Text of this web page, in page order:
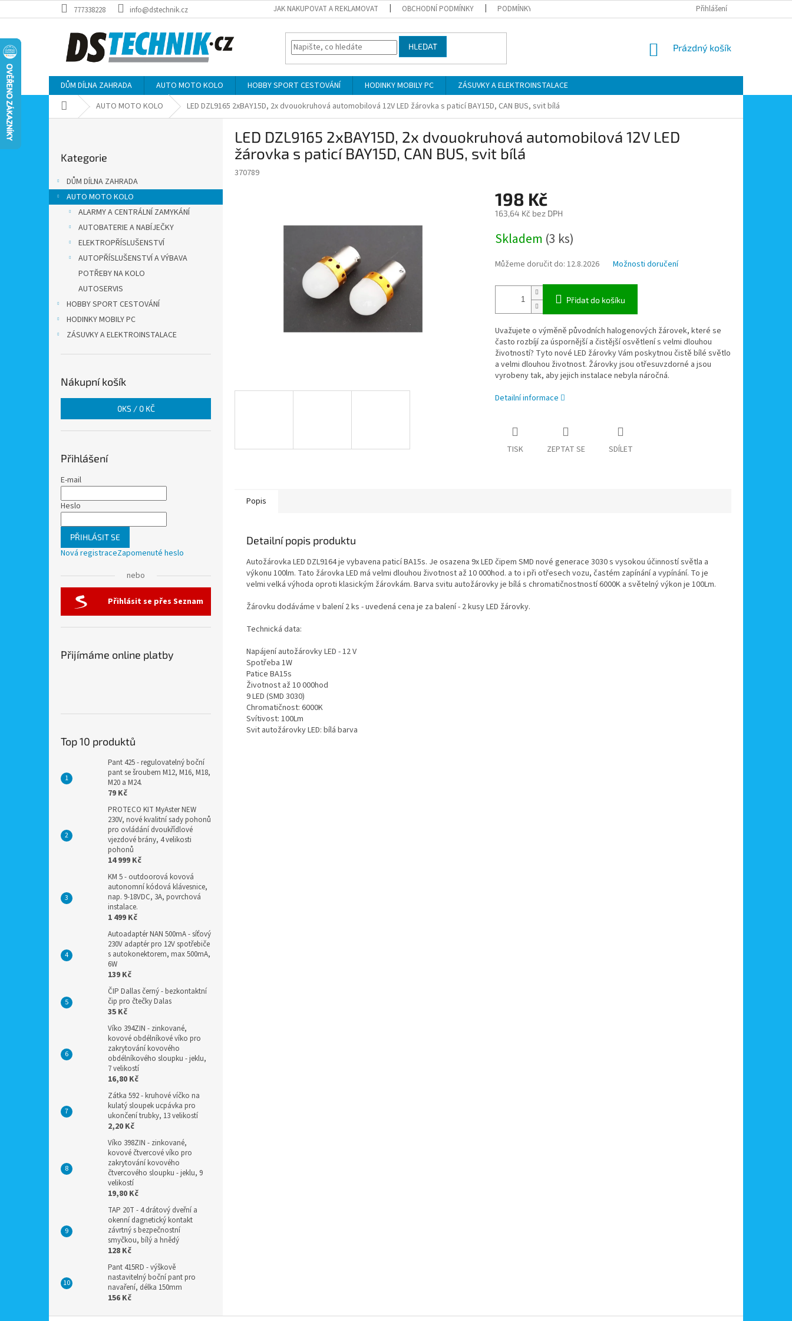
na
777338228 info@dstechnik.cz JAK NAKUPOVAT A REKLAMOVAT OBCHODNÍ PODMÍNKY PODMÍNKY OCHRANY OSOBNÍCH ÚDAJŮ MOJE OBJEDNÁVKA
Přihlášení
HLEDAT
NÁKUPNÍ
Prázdný košík
DŮM DÍLNA ZAHRADA AUTO MOTO KOLO HOBBY SPORT CESTOVÁNÍ HODINKY MOBILY PC
ZÁSUVKY A ELEKTROINSTALACE
Domů AUTO MOTO KOLO LED DZL9165 2xBAY15D, 2x dvouokruhová automobilová 12V LED žárovka s paticí BAY15D, CAN BUS, svit bílá
a
n
kategorie
Kategorie
DŮM DÍLNA ZAHRADA
AUTO MOTO KOLO
ALARMY A CENTRÁLNÍ ZAMYKÁNÍ
AUTOBATERIE A NABÍJEČKY
ELEKTROPŘÍSLUŠENSTVÍ
AUTOPŘÍSLUŠENSTVÍ A VÝBAVA
POTŘEBY NA KOLO
AUTOSERVIS
HOBBY SPORT CESTOVÁNÍ
HODINKY MOBILY PC
ZÁSUVKY A ELEKTROINSTALACE
Nákupní košík
0KS / 0 KČ
Přihlášení
E-mail
Heslo
PŘIHLÁSIT SE
Nová registraceZapomenuté heslo
nebo
Přihlásit se přes Seznam
Přijímáme online platby
Top 10 produktů
Pant 425 - regulovatelný boční
pant se šroubem M12, M16, M18,
M20 a M24.
79 Kč
PROTECO KIT MyAster NEW
230V, nové kvalitní sady pohonů
pro ovládání dvoukřídlové
vjezdové brány, 4 velikosti
pohonů
14 999 Kč
KM 5 - outdoorová kovová
autonomní kódová klávesnice,
nap. 9-18VDC, 3A, povrchová
instalace.
1 499 Kč
Autoadaptér NAN 500mA - síťový
230V adaptér pro 12V spotřebiče
s autokonektorem, max 500mA,
6W
139 Kč
ČIP Dallas černý - bezkontaktní
čip pro čtečky Dalas
35 Kč
Víko 394ZIN - zinkované,
kovové obdélníkové víko pro
zakrytování kovového
obdélníkového sloupku - jeklu,
7 velikostí
16,80 Kč
Zátka 592 - kruhové víčko na
kulatý sloupek ucpávka pro
ukončení trubky, 13 velikostí
2,20 Kč
Víko 398ZIN - zinkované,
kovové čtvercové víko pro
zakrytování kovového
čtvercového sloupku - jeklu, 9
velikostí
19,80 Kč
TAP 20T - 4 drátový dveřní a
okenní dagnetický kontakt
závrtný s bezpečnostní
smyčkou, bílý a hnědý
128 Kč
Pant 415RD - výškově
nastavitelný boční pant pro
navaření, délka 150mm
156 Kč
LED DZL9165 2xBAY15D, 2x dvouokruhová automobilová 12V LED
žárovka s paticí BAY15D, CAN BUS, svit bílá
370789
198 Kč
163,64 Kč bez DPH
cena:
Skladem (3 ks)
Můžeme doručit do: 12.8.2026 Možnosti doručení
Přidat do košíku
Uvažujete o výměně původních halogenových žárovek, které se
často rozbíjí za úspornější a čistější osvětlení s velmi dlouhou
životností? Tyto nové LED žárovky Vám poskytnou čistě bílé světlo
a velmi dlouhou životnost. Žárovky jsou otřesuvzdorné a jsou
vyrobeny tak, aby jejich instalace nebyla náročná.
Detailní informace
TISK ZEPTAT SE SDÍLET
Popis
Detailní popis produktu
Autožárovka LED DZL9164 je vybavena paticí BA15s. Je osazena 9x LED čipem SMD nové generace 3030 s vysokou účinností světla a
výkonu 100lm. Tato žárovka LED má velmi dlouhou životnost až 10 000hod. a to i při otřesech vozu, častém zapínání a vypínání. To je
velmi velká výhoda oproti klasickým žárovkám. Barva svitu autožárovky je bílá s chromatičnostností 6000K a světelný výkon je 100Lm.
Žárovku dodáváme v balení 2 ks - uvedená cena je za balení - 2 kusy LED žárovky.
Technická data:
Napájení autožárovky LED - 12 V
Spotřeba 1W
Patice BA15s
Životnost až 10 000hod
9 LED (SMD 3030)
Chromatičnost: 6000K
Svítivost: 100Lm
Svit autožárovky LED: bílá barva